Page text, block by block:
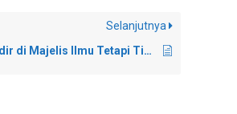
Selanjutnya
Hadir di Majelis Ilmu Tetapi Tidak Mencatat